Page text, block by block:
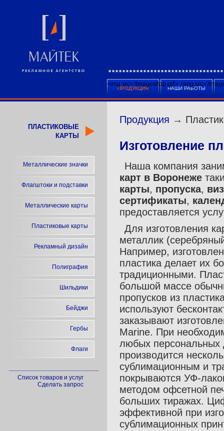
<img src='/images/top.gif'> <img src='/
ПРОДУКЦИЯ НАШИ РАБОТЫ
ПЛАСТИКОВЫЕ
КАРТЫ
Металлические значки
Флагштоки и подставки
Металлические карты
Пластиковые карты
Рекламный дизайн
Полиграфия
Шильдики
Бейджи
Гербы
Флаги
Список товаров и услуг
Сделать запрос
Продукция →
Изготовление
Наша компания
карт в Воронеже
карты, пропуска,
сертификаты,
предоставляется
Для изготовления
металлик
Например,
пластика делает их
традиционными.
большой массе
пропусков из
используют
заказывают
Marine. При
любых персональных
производится
сублимационным и
покрываются УФ-
методом офсетной
больших тиражах.
эффективной при
сублимационных